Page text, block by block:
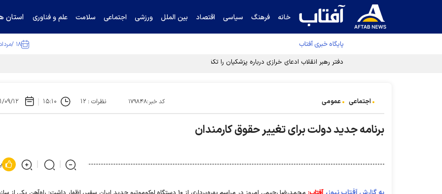
خانه فرهنگ سیاسی اقتصاد بین الملل ورزشی اجتماعی سلامت علم و فناوری استان
پایگاه خبری آفتاب ۱۸ /مرداد /۱۴۰۵
دفتر رهبر انقلاب ادعای خرازی درباره پزشکیان را تکذیب کرد
اجتماعی عمومی کد خبر:۱۷۹۸۴۸ نظرات : ۱۲ ۱۵:۱۰ ۱۳۹۱/
برنامه جدید دولت برای تغییر حقوق کارمندان